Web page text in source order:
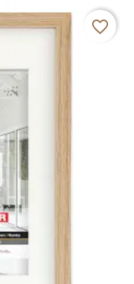
favorite_border